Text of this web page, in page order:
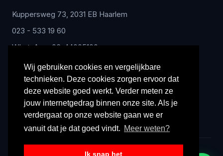
Wij gebruiken cookies en vergelijkbare
technieken. Deze cookies zorgen ervoor dat
deze website goed werkt. Verder meten ze
jouw internetgedrag binnen onze site. Als je
verdergaat op onze website gaan we er
vanuit dat je dat goed vindt. Meer weten?
Ik snap het
Kuppersweg 73, 2031 EB Haarlem
023 - 533 19 60
WhatsApp: 06-44005100
info@radex-benelux.nl
Ma – Vrij: 9:00 – 17:00